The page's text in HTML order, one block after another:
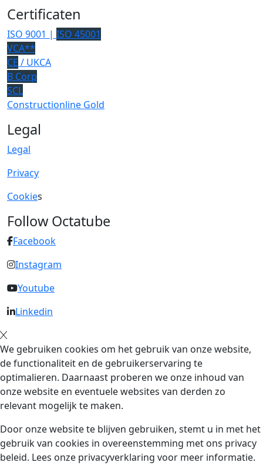
Certificaten
ISO 9001 | ISO 45001
VCA**
CE / UKCA
B Corp
SCL
Constructionline Gold
Legal
Legal
Privacy
Cookies
Follow Octatube
Facebook
Instagram
Youtube
Linkedin
We gebruiken cookies om het gebruik van onze website,
de functionaliteit en de gebruikerservaring te
optimalieren. Daarnaast proberen we onze inhoud van
onze website en eventuele websites van derden zo
relevant mogelijk te maken.
Door onze website te blijven gebruiken, stemt u in met het
gebruik van cookies in overeenstemming met ons privacy
beleid. Lees onze privacyverklaring voor meer informatie.